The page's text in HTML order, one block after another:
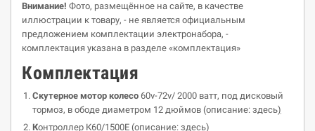
Внимание! Фото, размещённое на сайте, в качестве
иллюстрации к товару, - не является официальным
предложением комплектации электронабора, -
комплектация указана в разделе «комплектация»
Комплектация
Скутерное мотор колесо 60v-72v/ 2000 ватт, под дисковый
тормоз, в ободе диаметром 12 дюймов (описание: здесь)
Контроллер К60/1500Е (описание: здесь)